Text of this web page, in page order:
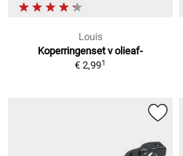
Louis
Koperringenset v olieaf-
€ 2,991